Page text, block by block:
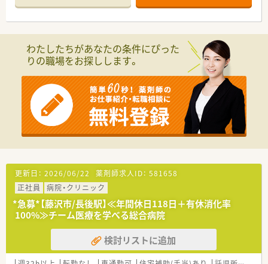
≪こんな働き方です≫
■8時30分～17時迄の勤務となります。
≪病院概要≫
総病床数:330床（一般病床:210床、HCU:8床、緩和ケア病床:19床,
地域包括ケア病床:30床,慢性期病床:63床）
◆診療科目
内科, 呼吸器科, 循環器科, 消化器科, 整形外科, 眼科, 泌尿器科, 形
成外科, 脳外科, 皮膚科, 外科,糖尿病代謝科,緩和ケア内科,神経内
科,腎臓内科,大腸肛門科,腸内細菌外科,乳腺外来,甲状腺外来,心臓
◆薬剤師数
薬剤師 常勤17名 パート2名
わたしたちがあなたの条件にぴった
りの職場をお探しします。
更新日： 2026/06/22 薬剤師求人ID： 581658
正社員
病院・クリニック
*急募*【藤沢市/長後駅】≪年間休日118日＋有休消化率
100%≫チーム医療を学べる総合病院
検討リストに追加